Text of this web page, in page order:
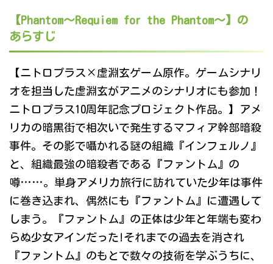
【Phantom～Requiem for the Phantom～】の
あらすじ
【ニトロプラス×虚淵玄ゲーム原作。ゲームシナリ
オを担当した虚淵玄がアニメのシナリオにも参加！
ニトロプラス10周年記念プロジェクト作品。】アメ
リカの暗黒街で相次いで発生するマフィア幹部暗殺
事件。その影で囁かれる謎の組織『インフェルノ』
と、組織最強の暗殺者である『ファントム』の
噂……。単身アメリカ旅行に訪れていた少年は事件
に巻き込まれ、偶然にも『ファントム』に遭遇して
しまう。『ファントム』の正体は少年と年端も変わ
らぬ少女アインだった!それまでの過去を消され
『ファントム』のもとで数々の技術を学ぶうちに、